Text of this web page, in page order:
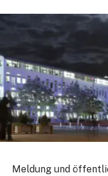
Meldung und